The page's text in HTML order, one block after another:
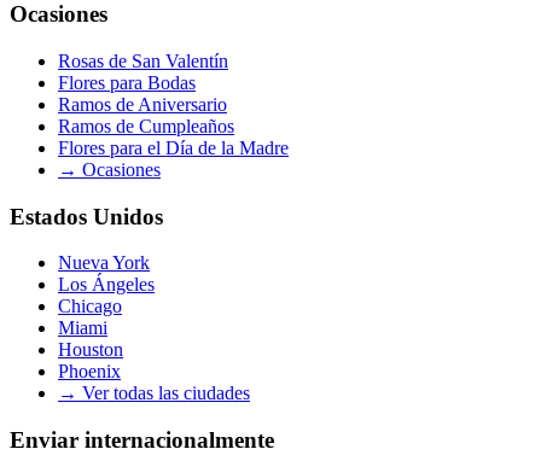
Ocasiones
Rosas de San Valentín
Flores para Bodas
Ramos de Aniversario
Ramos de Cumpleaños
Flores para el Día de la Madre
→ Ocasiones
Estados Unidos
Nueva York
Los Ángeles
Chicago
Miami
Houston
Phoenix
→ Ver todas las ciudades
Enviar internacionalmente